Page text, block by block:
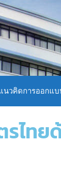
นวคิดการออกแ
ไทย